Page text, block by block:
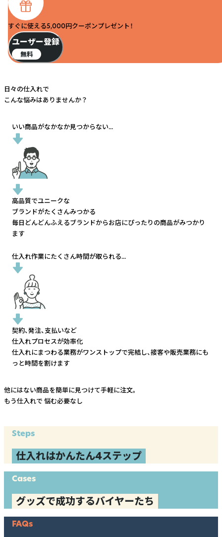
すぐに使える5,000円クーポンプレゼント！
ユーザー登録
無料
日々の仕入れで
こんな悩みはありませんか？
いい商品がなかなか見つからない...
高品質でユニークな
ブランドがたくさんみつかる
毎日どんどんふえるブランドからお店にぴったりの商品がみつかり
ます
仕入れ作業にたくさん時間が取られる...
契約、発注、支払いなど
仕入れプロセスが効率化
仕入れにまつわる業務がワンストップで完結し、接客や販売業務にも
っと時間を割けます
他にはない商品を簡単に見つけて手軽に注文。
もう仕入れで 悩む必要なし
Steps
仕入れはかんたん4ステップ
Cases
グッズで成功するバイヤーたち
FAQs